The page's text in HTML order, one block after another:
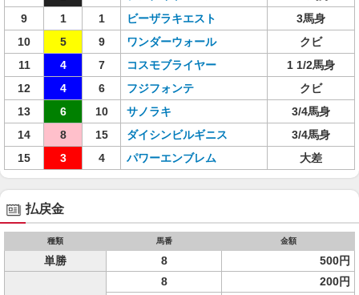
9
1 1 ビーザラキエスト
3馬身
10
5 9 ワンダーウォール
クビ
11
4 7 コスモブライヤー
1 1/2馬身
12
4 6 フジフォンテ
クビ
13
6 10 サノラキ
3/4馬身
14
8 15 ダイシンビルギニス
3/4馬身
15
3 4 パワーエンブレム 大差
払戻金
種類 馬番 金額
単勝 8 500円
8
200円